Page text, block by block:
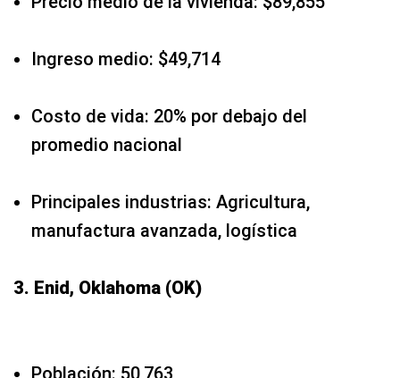
Ingreso medio: $49,714
Costo de vida: 20% por debajo del
promedio nacional
Principales industrias: Agricultura,
manufactura avanzada, logística
3. Enid, Oklahoma (OK)
Población: 50,763